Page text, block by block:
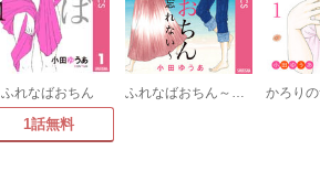
ふれなばおちん
1話無料
ふれなばおちん～あの恋を忘れない～ 合本版